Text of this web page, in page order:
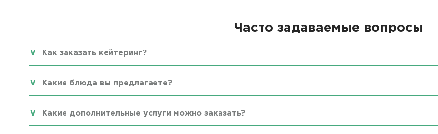
Часто задаваемые вопросы
Как заказать кейтеринг?
Какие блюда вы предлагаете?
Какие дополнительные услуги можно заказать?